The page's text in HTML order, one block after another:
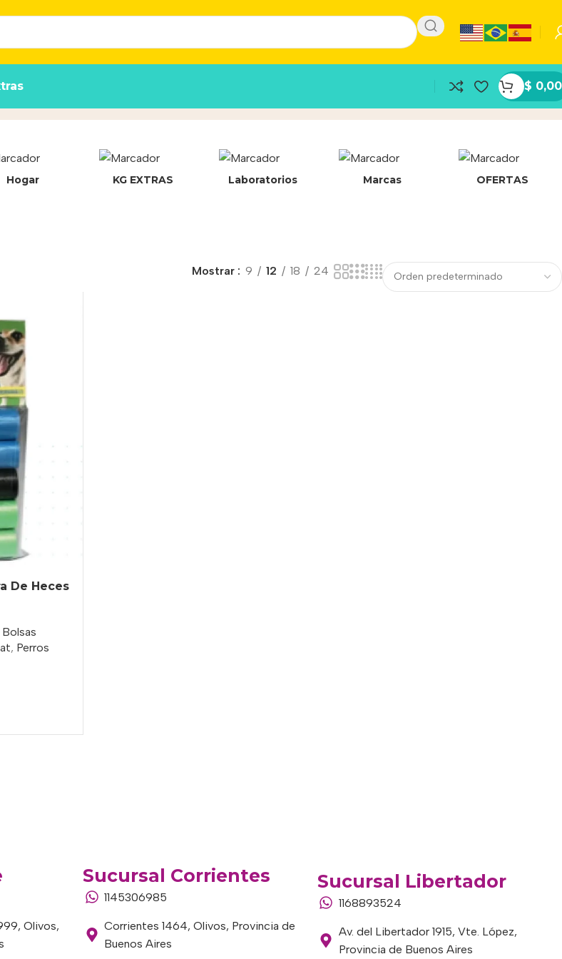
$ 0,00
Hogar KG EXTRAS Laboratorios Marcas OFERTAS
Mostrar 9 12 18 24
De Heces
Bolsas
, Perros
Olivos,
Sucursal Corrientes
1145306985
Corrientes 1464, Olivos, Provincia de
Buenos Aires
Sucursal Libertador
1168893524
Av. del Libertador 1915, Vte. López,
Provincia de Buenos Aires